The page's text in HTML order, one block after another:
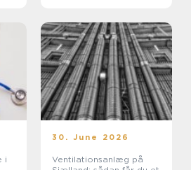
i
30. June 2026
Ventilationsanlæg på